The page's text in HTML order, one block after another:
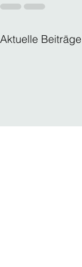
Aktuelle Beiträge